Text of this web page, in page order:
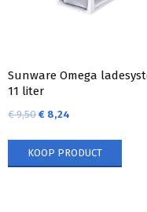
Sunware Omega
11 liter
€9,50 € 8,24
KOOP PRODUCT